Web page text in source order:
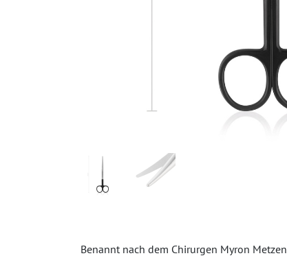
Benannt nach dem Chirurgen Myron